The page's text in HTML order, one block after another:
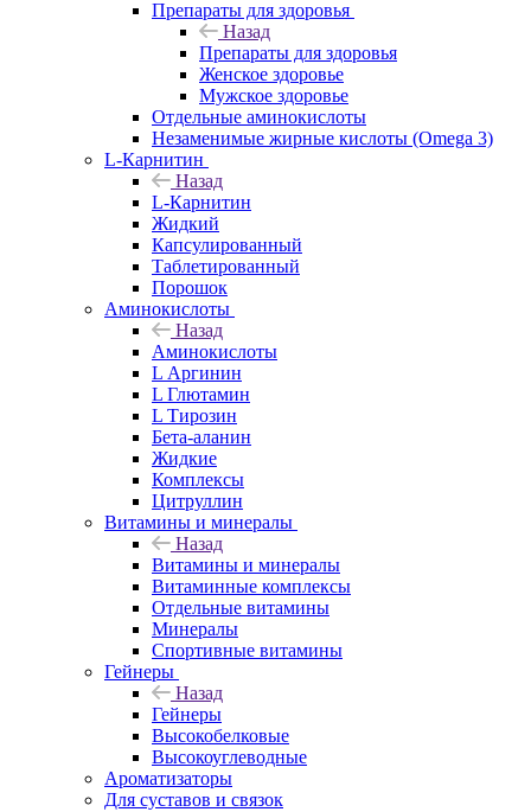
Препараты для здоровья
Назад
Препараты для здоровья
Женское здоровье
Мужское здоровье
Отдельные аминокислоты
Незаменимые жирные кислоты (Omega 3)
L-Карнитин
Назад
L-Карнитин
Жидкий
Капсулированный
Таблетированный
Порошок
Аминокислоты
Назад
Аминокислоты
L Аргинин
L Глютамин
L Тирозин
Бета-аланин
Жидкие
Комплексы
Цитруллин
Витамины и минералы
Назад
Витамины и минералы
Витаминные комплексы
Отдельные витамины
Минералы
Спортивные витамины
Гейнеры
Назад
Гейнеры
Высокобелковые
Высокоуглеводные
Ароматизаторы
Для суставов и связок